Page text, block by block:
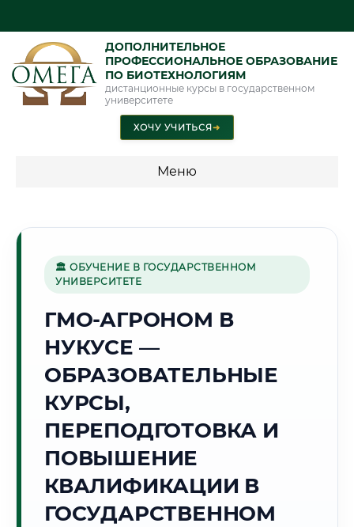
ДОПОЛНИТЕЛЬНОЕ
ПРОФЕССИОНАЛЬНОЕ ОБРАЗОВАНИЕ
ПО БИОТЕХНОЛОГИЯМ
дистанционные курсы в государственном
университете
ХОЧУ УЧИТЬСЯ➜
Меню
🌵
23:12:30
2026 г.
Погода в г. Нукус: ☀️ +31°C
🌅 Восход:05:59 🌇 Закат:
🏛 ОБУЧЕНИЕ В ГОСУДАРСТВЕННОМ
УНИВЕРСИТЕТЕ
ГМО-АГРОНОМ В
НУКУСЕ —
ОБРАЗОВАТЕЛЬНЫЕ
КУРСЫ,
ПЕРЕПОДГОТОВКА И
ПОВЫШЕНИЕ
КВАЛИФИКАЦИИ В
ГОСУДАРСТВЕННОМ